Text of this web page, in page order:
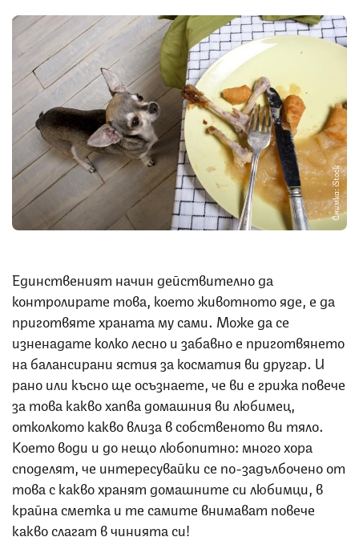
Снимка: iStock
Единственият начин действително да
контролирате това, което животното яде, е да
приготвяте храната му сами. Може да се
изненадате колко лесно и забавно е приготвянето
на балансирани ястия за косматия ви другар. И
рано или късно ще осъзнаете, че ви е грижа повече
за това какво хапва домашния ви любимец,
отколкото какво влиза в собственото ви тяло.
Което води и до нещо любопитно: много хора
споделят, че интересувайки се по-задълбочено от
това с какво хранят домашните си любимци, в
крайна сметка и те самите внимават повече
какво слагат в чинията си!